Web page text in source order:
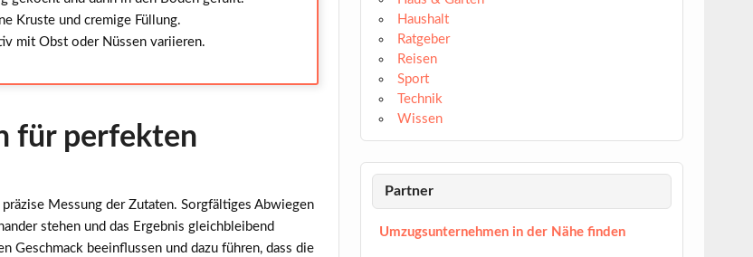
Kruste und cremige Füllung.
mit Obst oder Nüssen variieren.
für perfekten
Messung der Zutaten.Sorgfältiges Abwiegen
stehen und das Ergebnis gleichbleibend
Geschmack beeinflussen und dazu führen, dass die
Haushalt
Ratgeber
Reisen
Sport
Technik
Wissen
Partner
Umzugsunternehmen in der Nähe finden